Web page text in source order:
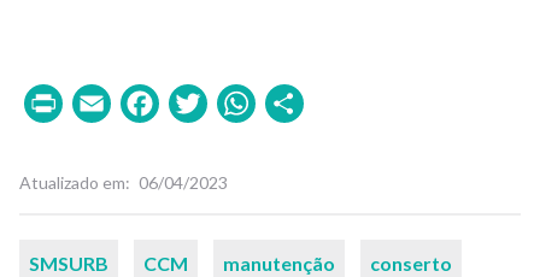
PrintEmailFacebook
TwitterWhatsApp
Atualizado em 06/04/2023
Palavras-
SMSURB CCM manutenção conserto